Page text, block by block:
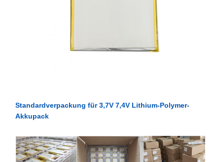
Standardverpackung für 3,7V 7,4V Lithium-Polymer-
Akkupack